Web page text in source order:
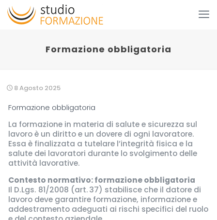
Formazione obbligatoria
8 Agosto 2025
Formazione obbligatoria
La formazione in materia di salute e sicurezza sul
lavoro è un diritto e un dovere di ogni lavoratore.
Essa è finalizzata a tutelare l’integrità fisica e la
salute dei lavoratori durante lo svolgimento delle
attività lavorative.
Contesto normativo: formazione obbligatoria
Il D.Lgs. 81/2008 (art. 37) stabilisce che il datore di
lavoro deve garantire formazione, informazione e
addestramento adeguati ai rischi specifici del ruolo